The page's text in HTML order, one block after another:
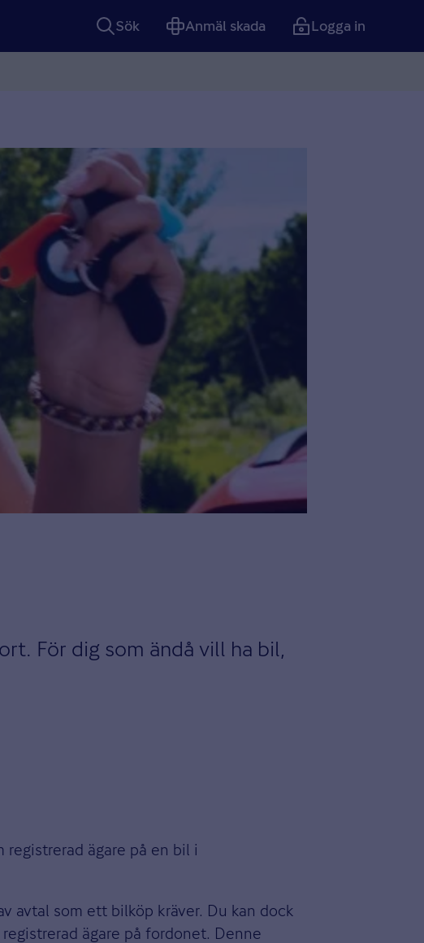
Sök Anmäl skada Logga in
För dig som ändå vill ha bil,
ägare på en bil i
avtal som ett bilköp kräver. Du kan dock
ägare på fordonet. Denne